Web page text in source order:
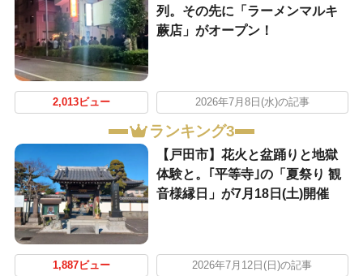
列。その先に「ラーメンマルキ
蕨店」がオープン！
2,013ビュー 2026年7月8日(水)の記事
ランキング3
【戸田市】花火と盆踊りと地獄
体験と。｢平等寺｣の「夏祭り 観
音様縁日」が7月18日(土)開催
1,887ビュー 2026年7月12日(日)の記事